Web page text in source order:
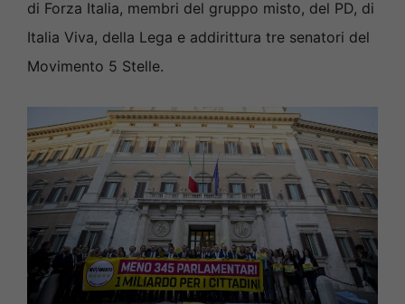
di Forza Italia, membri del gruppo misto, del PD, di
Italia Viva, della Lega e addirittura tre senatori del
Movimento 5 Stelle.